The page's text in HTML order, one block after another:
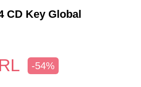
CD Key Global
-54%